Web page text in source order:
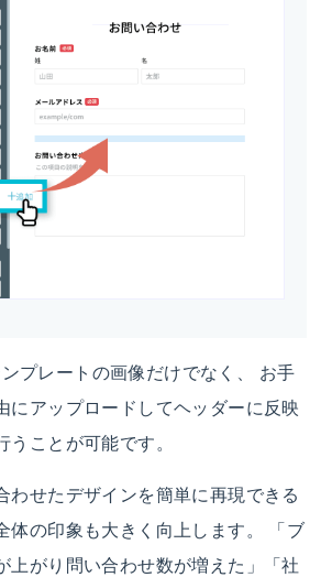
プレートの画像だけでなく、 お手
にアップロードしてヘッダーに反映
うことが可能です。
わせたデザインを簡単に再現できる
体の印象も大きく向上します。 「ブ
上がり問い合わせ数が増えた」「社